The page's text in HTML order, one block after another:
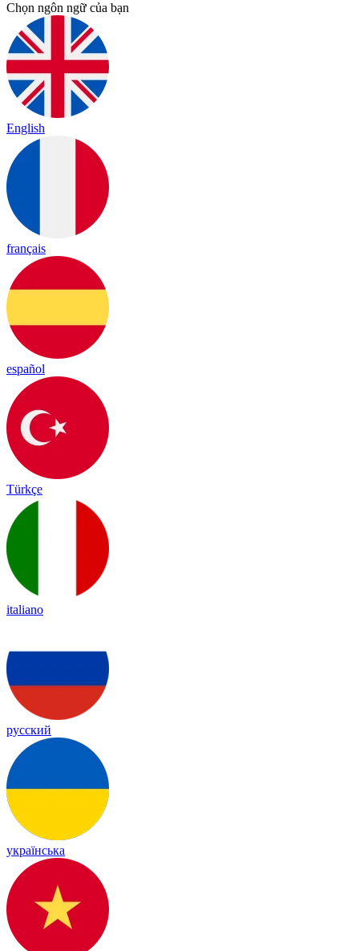
Chọn ngôn ngữ của bạn
English
français
español
Türkçe
italiano
русский
українська